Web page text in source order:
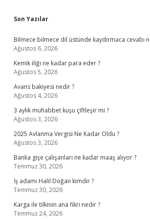
Sidebar
Son Yazılar
Bilmece bilmece dil üstünde kaydırmaca cevabı
Ağustos 6, 2026
Kemik iliği ne kadar para eder ?
Ağustos 5, 2026
Avans bakiyesi nedir ?
Ağustos 4, 2026
3 aylık muhabbet kuşu çiftleşir mi ?
Ağustos 3, 2026
2025 Avlanma Vergisi Ne Kadar Oldu ?
Ağustos 3, 2026
Banka gişe çalışanları ne kadar maaş alıyor ?
Temmuz 30, 2026
İş adamı Halil Doğan kimdir ?
Temmuz 30, 2026
Karga ile tilkinin ana fikri nedir ?
Temmuz 24, 2026